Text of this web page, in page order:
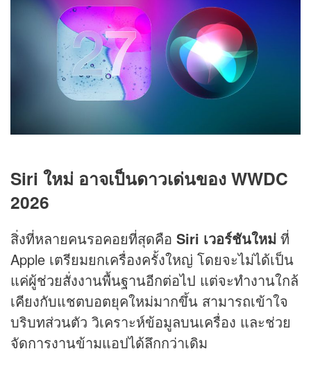
Siri ใหม่ อาจเป็นดาวเด่นของ WWDC
2026
สิ่งที่หลายคนรอคอยที่สุดคือ Siri เวอร์ชันใหม่ ที่
Apple เตรียมยกเครื่องครั้งใหญ่ โดยจะไม่ได้เป็น
แค่ผู้ช่วยสั่งงานพื้นฐานอีกต่อไป แต่จะทำงานใกล้
เคียงกับแชตบอตยุคใหม่มากขึ้น สามารถเข้าใจ
บริบทส่วนตัว วิเคราะห์ข้อมูลบนเครื่อง และช่วย
จัดการงานข้ามแอปได้ลึกกว่าเดิม